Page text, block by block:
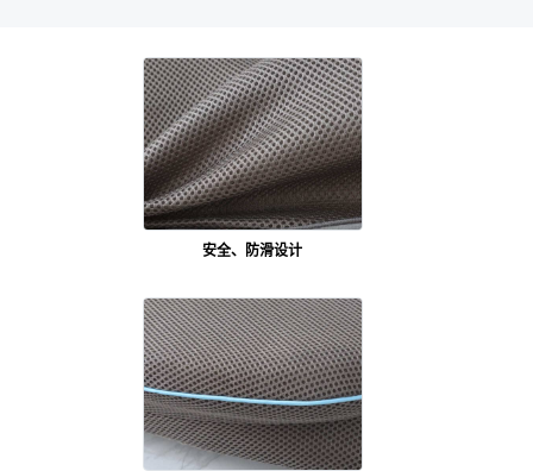
安全、防滑设计